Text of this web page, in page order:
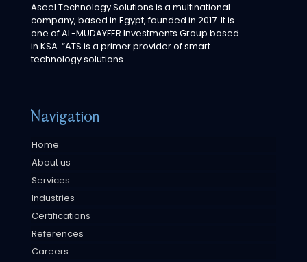
Aseel Technology Solutions is a multinational
company, based in Egypt, founded in 2017. It is
one of AL-MUDAYFER Investments Group based
in KSA. “ATS is a primer provider of smart
technology solutions.
Navigation
Home
About us
Services
Industries
Certifications
References
Careers